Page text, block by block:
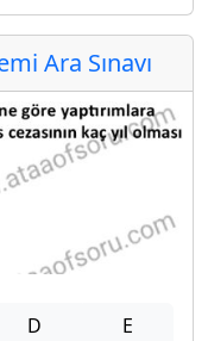
Ara Sınavı
D E